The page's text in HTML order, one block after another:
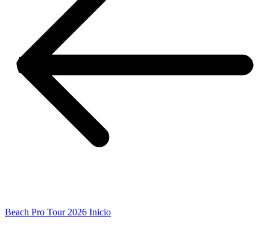
Beach Pro Tour 2026 Inicio